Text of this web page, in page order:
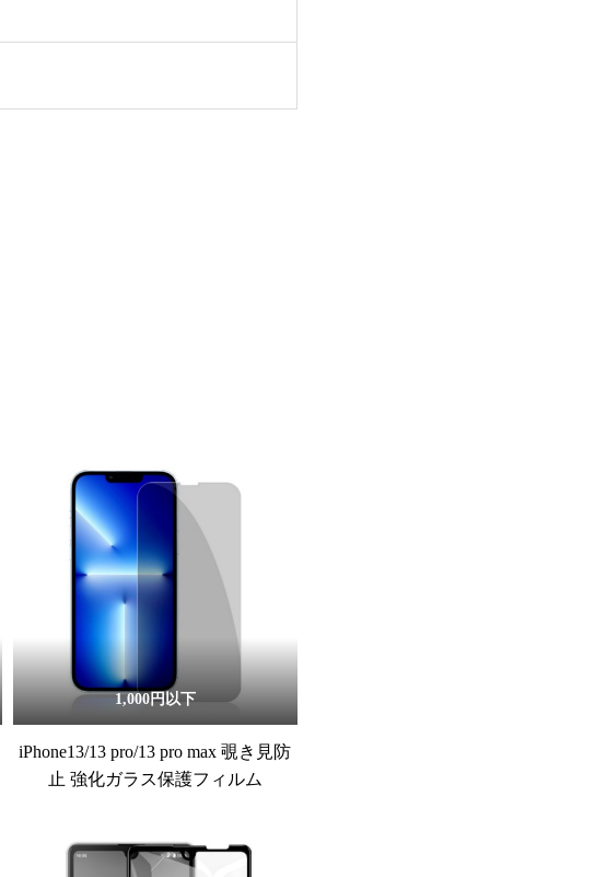
1,000円以下
iPhone13/13 pro/13 pro max 覗き見防
止 強化ガラス保護フィルム